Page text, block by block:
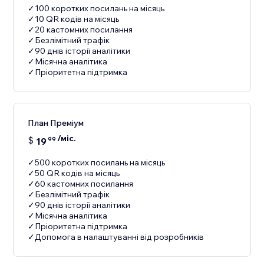
✓100 коротких посилань на місяць
✓10 QR кодів на місяць
✓20 кастомних посилання
✓Безлімітний трафік
✓90 днів історії аналітики
✓Місячна аналітика
✓Пріоритетна підтримка
План Преміум
$ 1999 /міс.
✓500 коротких посилань на місяць
✓50 QR кодів на місяць
✓60 кастомних посилання
✓Безлімітний трафік
✓90 днів історії аналітики
✓Місячна аналітика
✓Пріоритетна підтримка
✓Допомога в налаштуванні від розробників